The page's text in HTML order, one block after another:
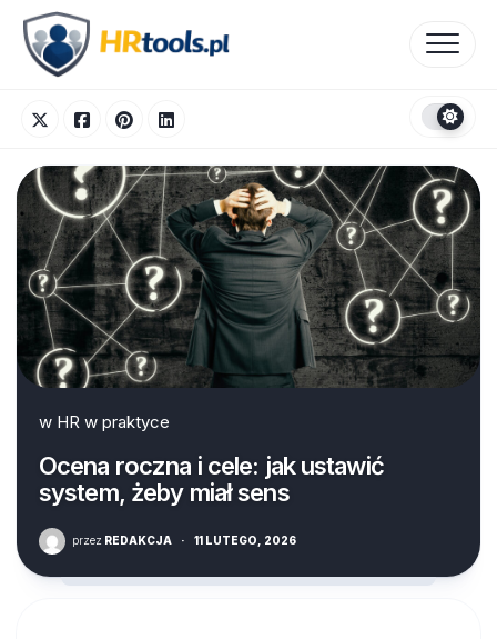
content
w HR w praktyce
Ocena roczna i cele: jak ustawić
system, żeby miał sens
przez REDAKCJA · 11 LUTEGO, 2026